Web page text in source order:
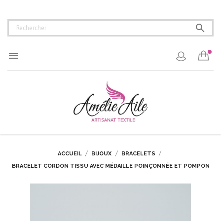


ACCUEIL BIJOUX
BRACELETS
BRACELET CORDON TISSU AVEC MÉDAILLE POINÇONNÉE ET POMPON